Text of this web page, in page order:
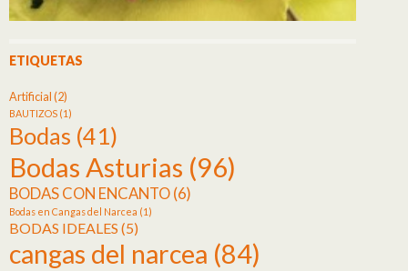
ETIQUETAS
Artificial (2)
BAUTIZOS (1)
Bodas (41)
Bodas Asturias (96)
BODAS CON ENCANTO(6)
Bodas en Cangas del Narcea (1)
BODAS IDEALES (5)
cangas del narcea (84)